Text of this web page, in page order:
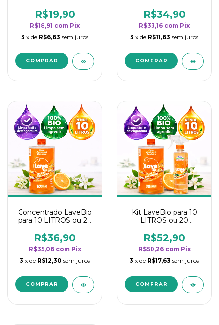
rendimento da
categoria - Flor de
Laranjeira
R$19,90
R$18,91 com Pix
3 x de R$6,63 sem juros
rendimento da
categoria - Flor de
Laranjeira
R$34,90
R$33,16 com Pix
3 x de R$11,63 sem juros
Concentrado LaveBio
para 10 LITROS ou 20
rendimento da
categoria - Flor de
Laranjeira
R$36,90
R$35,06 com Pix
3 x de R$12,30 sem juros
Kit LaveBio para 10
LITROS ou 20
rendimento da
categoria - Flor de
Laranjeira
R$52,90
R$50,26 com Pix
3 x de R$17,63 sem juros